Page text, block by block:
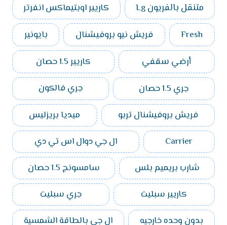
متنقل بالفريون Lg
كاريير اوبتيماكس انفرتر
Fresh
فريش نيو بروفيشنال
بايونير
أرضي سقفي
كاريير 1.5 حصان
جري 1.5 حصان
جري فالكون
فريش بروفيشنال تربو
ميديا بريزليس
Carrier
ال جي دوال اس تي دي
شارب بريميم بلس
سامسونج 1.5 حصان
كاريير سبليت
جري سبليت
بدون وحده خارجيه
ال جي بالطاقة الشمسية